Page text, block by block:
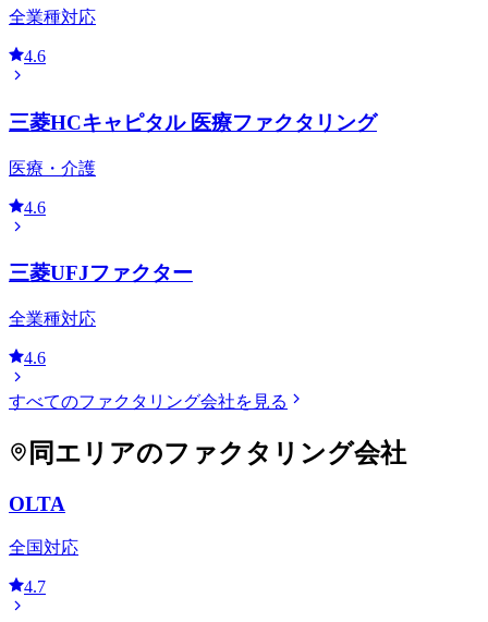
全業種対応
4.6
三菱HCキャピタル 医療ファクタリング
医療・介護
4.6
三菱UFJファクター
全業種対応
4.6
すべてのファクタリング会社を見る
同エリアのファクタリング会社
OLTA
全国対応
4.7